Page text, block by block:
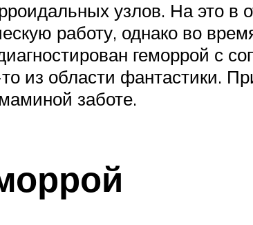
узлов. На это в
работу, однако во
геморрой с
из области фантастики.
заботе.